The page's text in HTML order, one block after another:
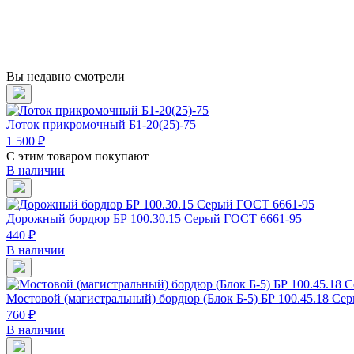
Вы недавно смотрели
Лоток прикромочный Б1-20(25)-75
1 500 ₽
С этим товаром покупают
В наличии
Дорожный бордюр БР 100.30.15 Серый ГОСТ 6661-95
440 ₽
В наличии
Мостовой (магистральный) бордюр (Блок Б-5) БР 100.45.18
760 ₽
В наличии